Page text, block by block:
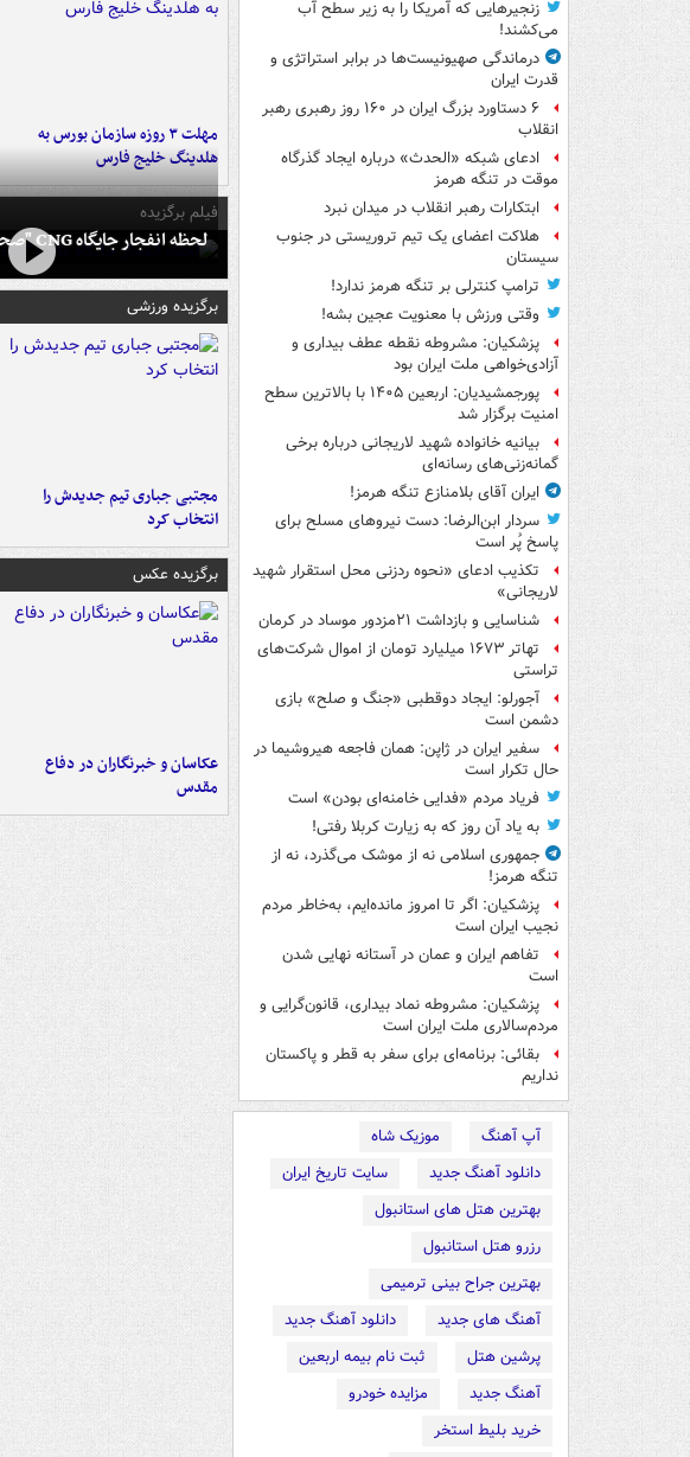
زنجیرهایی که آمریکا را به زیر سطح آب
می‌کشند!
درماندگی صهیونیست‌ها در برابر استراتژی و
قدرت ایران
۶ دستاورد بزرگ ایران در ۱۶۰ روز رهبری رهبر
انقلاب
ادعای شبکه «الحدث» درباره ایجاد گذرگاه
موقت در تنگه هرمز
ابتکارات رهبر انقلاب در میدان نبرد
هلاکت اعضای یک تیم تروریستی در جنوب
سیستان
ترامپ کنترلی بر تنگه هرمز ندارد!
وقتی ورزش با معنویت عجین بشه!
پزشکیان: مشروطه نقطه عطف بیداری و
آزادی‌خواهی ملت ایران بود
پورجمشیدیان: اربعین ۱۴۰۵ با بالاترین سطح
امنیت برگزار شد
بیانیه خانواده شهید لاریجانی درباره برخی
گمانه‌زنی‌های رسانه‌ای
ایران آقای بلامنازع تنگه هرمز!
سردار ابن‌الرضا: دست نیروهای مسلح برای
پاسخ پُر است
تکذیب ادعای «نحوه ردزنی محل استقرار شهید
لاریجانی»
شناسایی و بازداشت ۲۱مزدور موساد در کرمان
تهاتر ۱۶۷۳ میلیارد تومان از اموال شرکت‌های
تراستی
آجورلو: ایجاد دوقطبی «جنگ و صلح‌» بازی
دشمن است
سفیر ایران در ژاپن: همان فاجعه هیروشیما در
حال تکرار است
فریاد مردم «فدایی خامنه‌ای بودن» است
به یاد آن روز که به زیارت کربلا رفتی!
جمهوری اسلامی نه از موشک می‌گذرد، نه از
تنگه هرمز!
پزشکیان: اگر تا امروز مانده‌ایم، به‌خاطر مردم
نجیب ایران است
تفاهم ایران و عمان در آستانه نهایی شدن
است
پزشکیان: مشروطه نماد بیداری، قانون‌گرایی و
مردم‌سالاری ملت ایران است
بقائی: برنامه‌ای برای سفر به قطر و پاکستان
نداریم
آپ آهنگ
موزیک شاه
دانلود آهنگ جدید
سایت تاریخ ایران
بهترین هتل های استانبول
رزرو هتل استانبول
بهترین جراح بینی ترمیمی
آهنگ های جدید
دانلود آهنگ جدید
پرشین هتل
ثبت نام بیمه اربعین
آهنگ جدید
مزایده خودرو
خرید بلیط استخر
مهلت ۳ روزه سازمان بورس به
هلدینگ خلیج فارس
فیلم برگزیده
لحظه انفجار جایگاه CNG "صحنه" در دوربین مداربسته
برگزیده ورزشی
مجتبی جباری تیم جدیدش را
انتخاب کرد
برگزیده عکس
عکاسان و خبرنگاران در دفاع
مقدس